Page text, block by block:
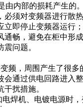
由内部的损耗产生的
必须对变频器进行散
立即停止变频器运行
通畅，避免在柜中形
问题。
频，周围产生了很
会通过供电回路进入
扰措施。
电焊机、电镀电源时